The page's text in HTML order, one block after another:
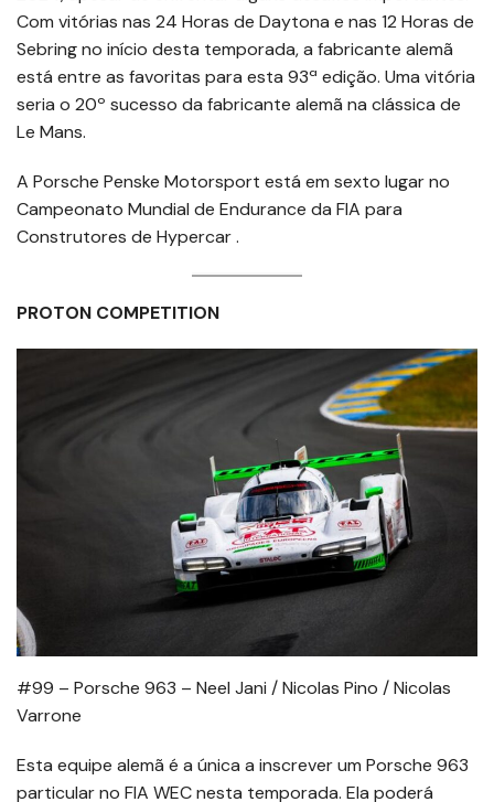
Com vitórias nas 24 Horas de Daytona e nas 12 Horas de
Sebring no início desta temporada, a fabricante alemã
está entre as favoritas para esta 93ª edição. Uma vitória
seria o 20º sucesso da fabricante alemã na clássica de
Le Mans.
A Porsche Penske Motorsport está em sexto lugar no
Campeonato Mundial de Endurance da FIA para
Construtores de Hypercar .
PROTON COMPETITION
#99 – Porsche 963 – Neel Jani / Nicolas Pino / Nicolas
Varrone
Esta equipe alemã é a única a inscrever um Porsche 963
particular no FIA WEC nesta temporada. Ela poderá